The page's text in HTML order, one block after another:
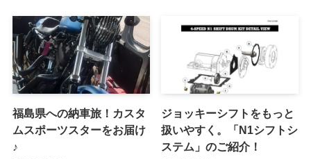
福島県への納車旅！カスタ
ムスポーツスターをお届け
♪
ジョッキーシフトをもっと
扱いやすく。「N1シフトシ
ステム」のご紹介！